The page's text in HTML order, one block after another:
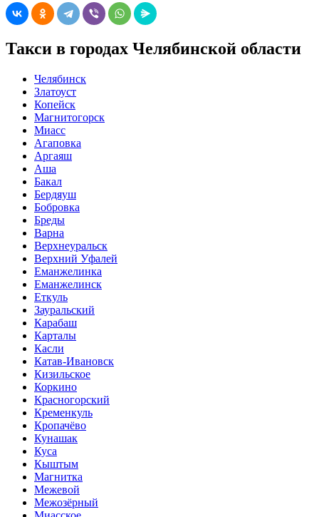
Такси в городах Челябинской области
Челябинск
Златоуст
Копейск
Магнитогорск
Миасс
Агаповка
Аргаяш
Аша
Бакал
Бердяуш
Бобровка
Бреды
Варна
Верхнеуральск
Верхний Уфалей
Еманжелинка
Еманжелинск
Еткуль
Зауральский
Карабаш
Карталы
Касли
Катав-Ивановск
Кизильское
Коркино
Красногорский
Кременкуль
Кропачёво
Кунашак
Куса
Кыштым
Магнитка
Межевой
Межозёрный